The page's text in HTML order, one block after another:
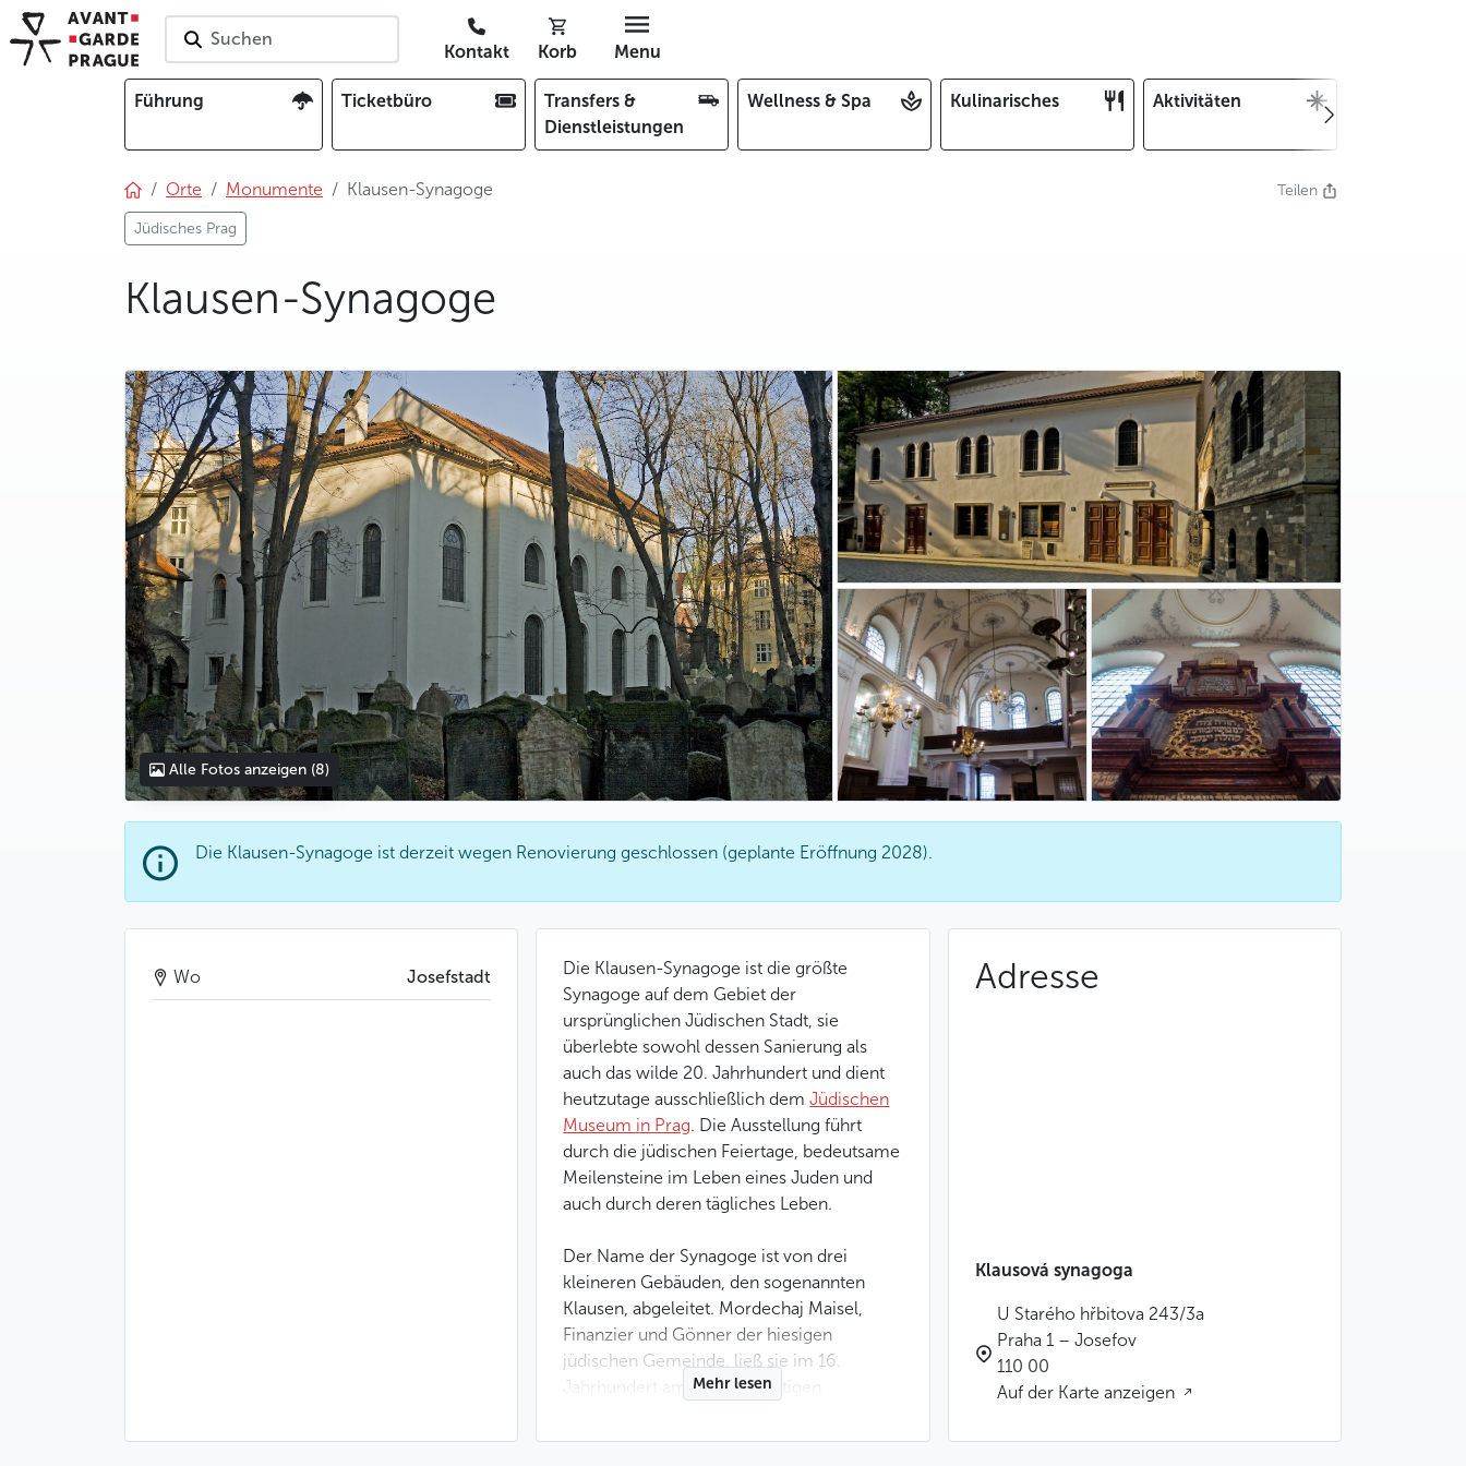
Suchen
Kontakt Korb Menu
Führung Ticketbüro
Transfers &
Dienstleistungen
Wellness & Spa Kulinarisches Aktivitäten
Orte Monumente Klausen-Synagoge
Jüdisches Prag
Teilen
Klausen-Synagoge
photo 5
photo 6
photo 7
photo 8
Alle Fotos anzeigen (8)
Die Klausen-Synagoge ist derzeit wegen Renovierung geschlossen (geplante Eröffnung 2028).
Die Klausen-Synagoge ist die größte
Synagoge auf dem Gebiet der
ursprünglichen Jüdischen Stadt, sie
überlebte sowohl dessen Sanierung als
auch das wilde 20. Jahrhundert und dient
heutzutage ausschließlich demJüdischen
Museum in Prag. Die Ausstellung führt
durch die jüdischen Feiertage, bedeutsame
Meilensteine im Leben eines Juden und
auch durch deren tägliches Leben.
Der Name der Synagoge ist von drei
kleineren Gebäuden, den sogenannten
Klausen, abgeleitet. Mordechaj Maisel,
Finanzier und Gönner der hiesigen
jüdischen Gemeinde, ließ sie im 16.
Jahrhundert am Ort der heutigen
diente als Jeschiwa, eine Schule für das
Mehr lesen
Wo Josefstadt Adresse
Klausová synagoga
U Starého hřbitova 243/3a
Praha 1 – Josefov
110 00
Auf der Karte anzeigen